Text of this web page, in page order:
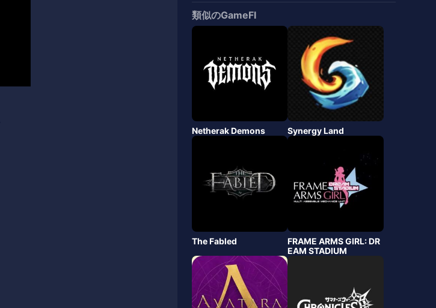
類似のGameFI
Netherak Demons Synergy Land
The Fabled
FRAME ARMS GIRL: DR
EAM STADIUM